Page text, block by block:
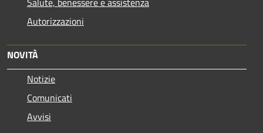
Autorizzazioni
NOVITÀ
Notizie
Comunicati
Avvisi